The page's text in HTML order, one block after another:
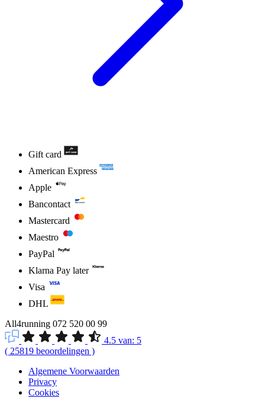
Gift card
American Express
Apple
Bancontact
Mastercard
Maestro
PayPal
Klarna Pay later
Visa
DHL
All4running 072 520 00 99
4.5 van: 5
( 25819 beoordelingen )
Algemene Voorwaarden
Privacy
Cookies